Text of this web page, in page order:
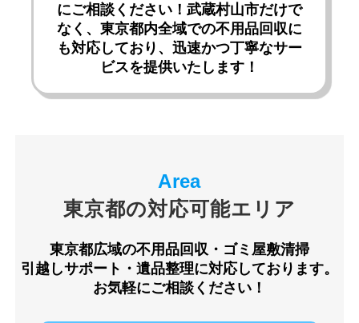
にご相談ください！武蔵村山市だけで
なく、東京都内全域での不用品回収に
も対応しており、迅速かつ丁寧なサー
ビスを提供いたします！
東京都の対応可能エリア
東京都広域の不用品回収・ゴミ屋敷清掃
引越しサポート・遺品整理に対応しております。
お気軽にご相談ください！